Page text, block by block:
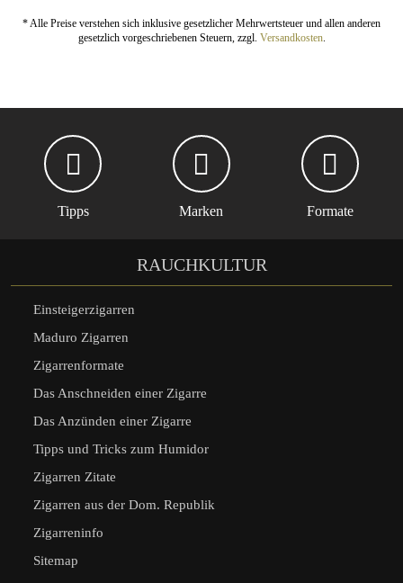
* Alle Preise verstehen sich inklusive gesetzlicher Mehrwertsteuer und allen anderen
gesetzlich vorgeschriebenen Steuern, zzgl. Versandkosten.
Tipps Marken Formate
RAUCHKULTUR
Einsteigerzigarren
Maduro Zigarren
Zigarrenformate
Das Anschneiden einer Zigarre
Das Anzünden einer Zigarre
Tipps und Tricks zum Humidor
Zigarren Zitate
Zigarren aus der Dom. Republik
Zigarreninfo
Sitemap